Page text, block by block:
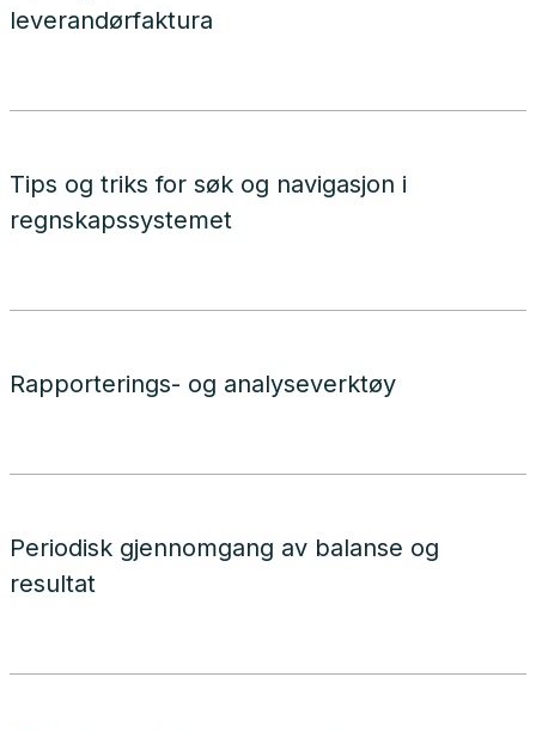
leverandørfaktura
Tips og triks for søk og navigasjon i
regnskapssystemet
Rapporterings- og analyseverktøy
Periodisk gjennomgang av balanse og
resultat